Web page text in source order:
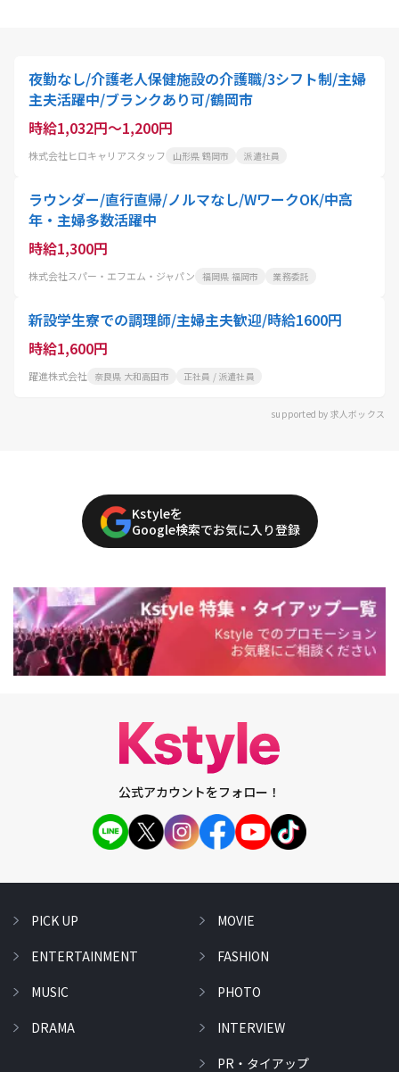
夜勤なし/介護老人保健施設の介護職/3シフト制/主婦
主夫活躍中/ブランクあり可/鶴岡市
時給1,032円～1,200円
株式会社ヒロキャリアスタッフ 山形県 鶴岡市 派遣社員
ラウンダー/直行直帰/ノルマなし/WワークOK/中高
年・主婦多数活躍中
時給1,300円
株式会社スパー・エフエム・ジャパン 福岡県 福岡市 業務委託
新設学生寮での調理師/主婦主夫歓迎/時給1600円
時給1,600円
躍進株式会社 奈良県 大和高田市 正社員 / 派遣社員
supported by 求人ボックス
Kstyleを
Google検索でお気に入り登録
公式アカウントをフォロー！
PICK UP
ENTERTAINMENT
MUSIC
DRAMA
MOVIE
FASHION
PHOTO
INTERVIEW
PR・タイアップ